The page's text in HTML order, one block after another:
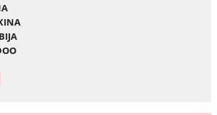
: KINA
KINA